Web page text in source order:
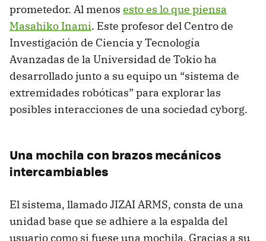
prometedor. Al menos esto es lo que piensa
Masahiko Inami. Este profesor del Centro de
Investigación de Ciencia y Tecnología
Avanzadas de la Universidad de Tokio ha
desarrollado junto a su equipo un “sistema de
extremidades robóticas” para explorar las
posibles interacciones de una sociedad cyborg.
Una mochila con brazos mecánicos
intercambiables
El sistema, llamado JIZAI ARMS, consta de una
unidad base que se adhiere a la espalda del
usuario como si fuese una mochila. Gracias a su